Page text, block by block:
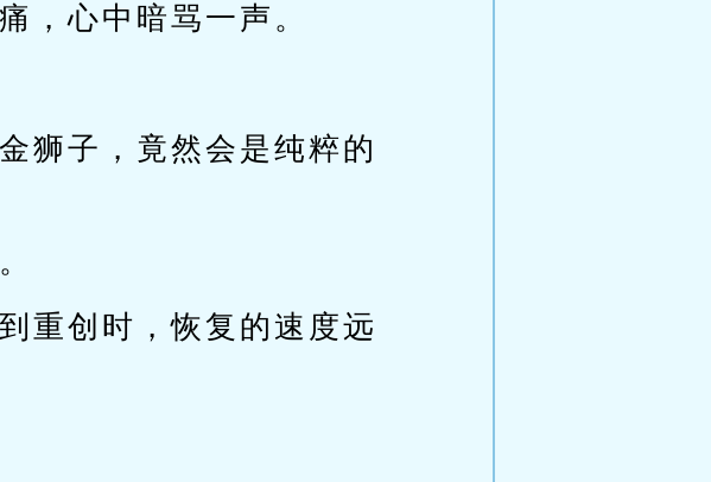
，心中暗骂一声。
狮子，竟然会是纯粹的
重创时，恢复的速度远